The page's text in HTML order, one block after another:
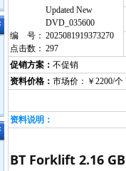
Updated New
DVD_035600
编 号： 2025081919373270
点击数： 297
促销方案： 不促销
资料价格： 市场价：￥2200/
资料说明：
BT Forklift 2.16